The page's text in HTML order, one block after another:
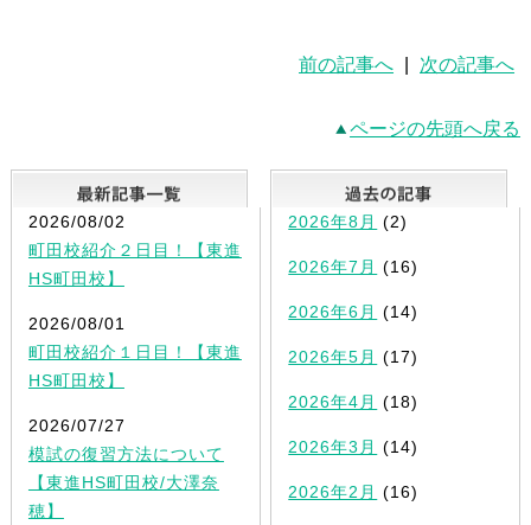
前の記事へ 次の記事へ
ページの先頭へ戻る
最新記事一覧
2026/08/02
町田校紹介２日目！【東進
HS町田校】
2026/08/01
町田校紹介１日目！【東進
HS町田校】
2026/07/27
模試の復習方法について
【東進HS町田校/大澤奈
穂】
2026年8月 (2)
2026年7月 (16)
2026年6月 (14)
2026年5月 (17)
2026年4月 (18)
2026年3月 (14)
2026年2月 (16)